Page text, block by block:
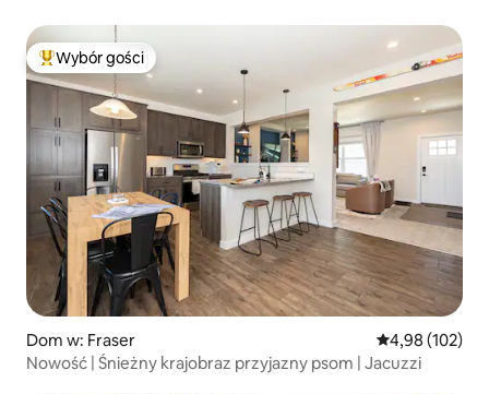
Najpopularniejsze z kategorii Wybór gości
Wybór gości
Dom w: Fraser Średnia
4,98 (102)
Nowość | Śnieżny krajobraz przyjazny psom | Jacuzzi